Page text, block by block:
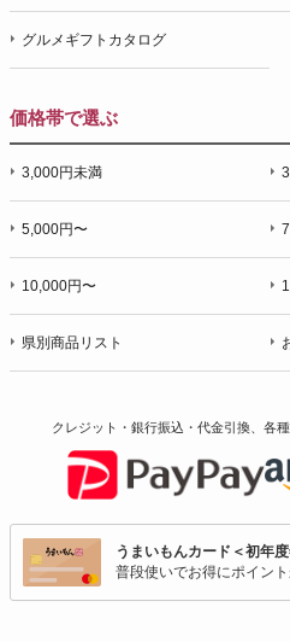
グルメギフトカタログ
価格帯で選ぶ
3,000円未満
5,000円〜
10,000円〜
県別商品リスト
クレジット・銀行振込・代金引換、各
うまいもんカード＜初年
普段使いでお得にポイント